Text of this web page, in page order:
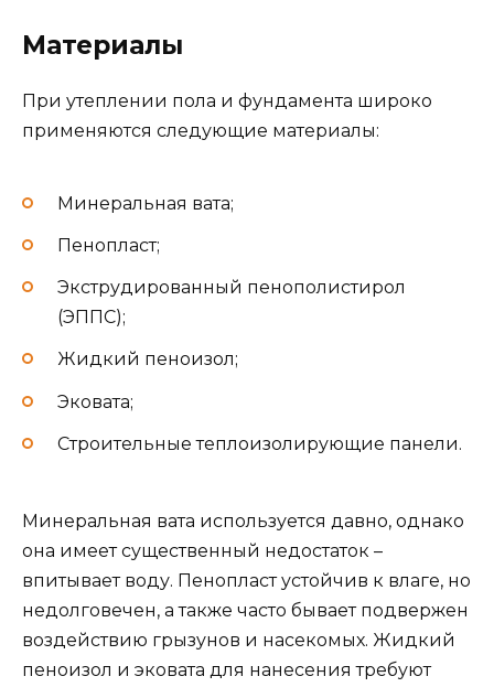
Материалы
При утеплении пола и фундамента широко
применяются следующие материалы:
Минеральная вата;
Пенопласт;
Экструдированный пенополистирол
(ЭППС);
Жидкий пеноизол;
Эковата;
Строительные теплоизолирующие панели.
Минеральная вата используется давно, однако
она имеет существенный недостаток –
впитывает воду. Пенопласт устойчив к влаге, но
недолговечен, а также часто бывает подвержен
воздействию грызунов и насекомых. Жидкий
пеноизол и эковата для нанесения требуют